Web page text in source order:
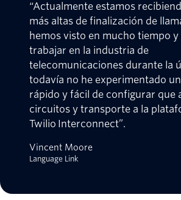
“Actualmente estamos
más altas de finalización de
hemos visto en mucho tiempo y
trabajar en la industria de
telecomunicaciones durante la
todavía no he experimentado
rápido y fácil de configurar que
circuitos y transporte a la
Twilio Interconnect”.
Vincent Moore
Language Link